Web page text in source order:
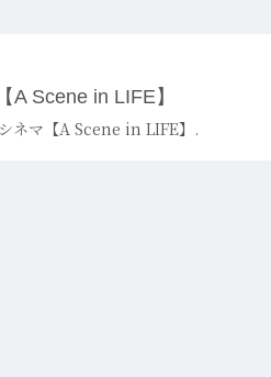
A Scene in LIFE】
ネマ【A Scene in LIFE】.